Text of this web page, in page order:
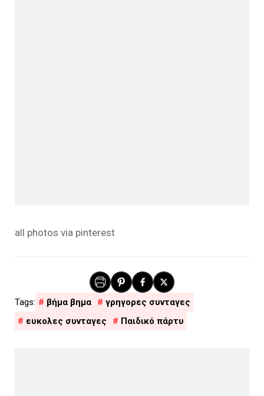
all photos via pinterest
βήμα βημα
γρηγορες συνταγες
ευκολες συνταγες
Παιδικό πάρτυ